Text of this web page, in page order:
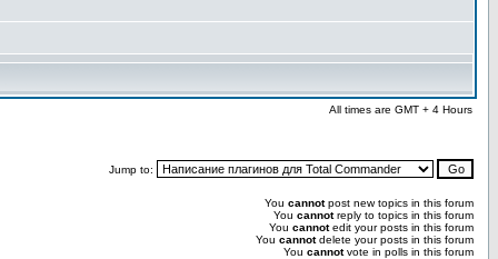
All times are GMT + 4 Hours
Jump to:
You cannotpost new topics in this forum
You cannotreply to topics in this forum
You cannotedit your posts in this forum
You cannotdelete your posts in this forum
You cannotvote in polls in this forum